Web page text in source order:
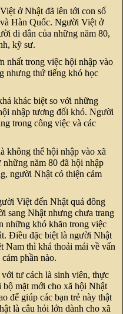
ở Nhật đã lên tới con số
Hàn Quốc. Người Việt ở
di dân của những năm 80,
kỹ sư.
nhất trong việc hội nhập vào
nhưng thứ tiếng khó học
khác biệt so với những
nhập tương đối khó. Người
trong công việc và các
không thể hội nhập vào xã
năm 80 đã hội nhập
người Nhật có thiện cảm
Việt đến Nhật quá đông
sang Nhật nhưng chưa trang
những khó khăn trong việc
Điều đặc biệt là người Nhật
Nam thì khá thoải mái về vấn
phần nào.
tư cách là sinh viên, thực
mặt mới cho xã hội Nhật
để giúp các bạn trẻ này thật
là câu hỏi lớn dành cho xã